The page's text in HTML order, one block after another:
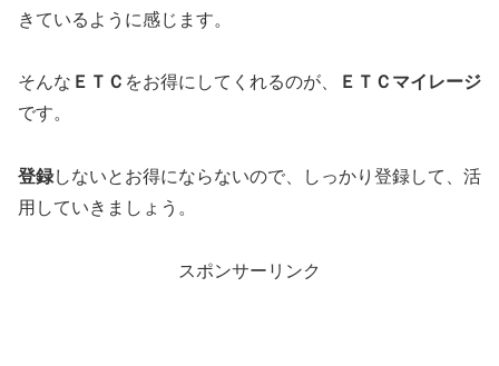
きているように感じます。
そんな ＥＴＣ をお得にしてくれるのが、
ＥＴＣマイレージ
です。
登録しないとお得にならないので、しっかり登録して、活
用していきましょう。
スポンサーリンク